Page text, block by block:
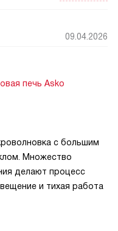
09.04.2026
печь Asko
с большим
Множество
делают процесс
и тихая работа